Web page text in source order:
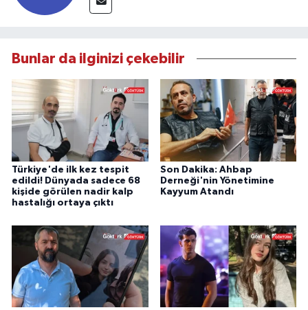
Bunlar da ilginizi çekebilir
Türkiye'de ilk kez tespit
edildi! Dünyada sadece 68
kişide görülen nadir kalp
hastalığı ortaya çıktı
Son Dakika: Ahbap
Derneği'nin Yönetimine
Kayyum Atandı